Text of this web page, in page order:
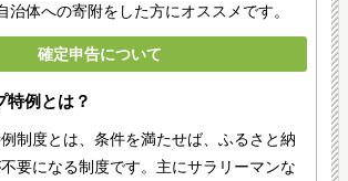
治体への寄附をした方にオススメです。
確定申告について
特例とは？
制度とは、条件を満たせば、ふるさと納
要になる制度です。主にサラリーマンな